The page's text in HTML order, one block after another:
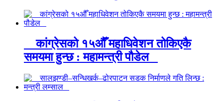
कांग्रेसको १५औँ महाधिवेशन तोकिएकै
समयमा हुन्छ : महामन्त्री पौडेल